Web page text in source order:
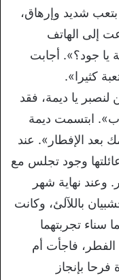
شديد وإرهاق،
إلى الهاتف
يا جود؟». أجابت
كثيرا».
لنصبر يا ديمة، فقد
ابتسمت ديمة
بعد الإفطار». عند
وجود تجلس مع
وعند نهاية شهر
باللآلئ، وكانت
سناء تجربتهما
الفطر، فاجأت أم
بإنجاز